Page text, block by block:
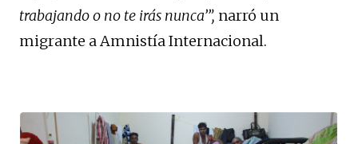
trabajando o no te irás nunca’”, narró un
migrante a Amnistía Internacional.